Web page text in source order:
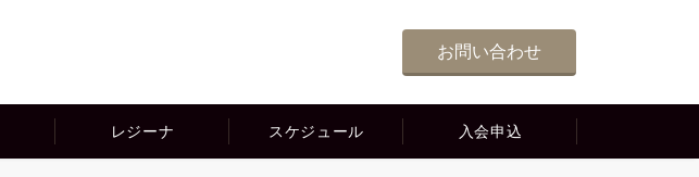
お問い合わせ
レジーナ スケジュール 入会申込